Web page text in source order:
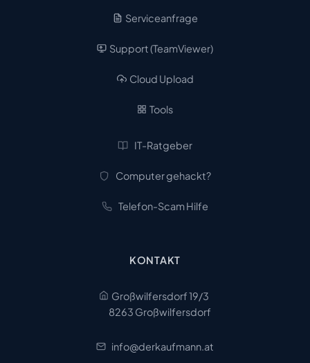
Serviceanfrage
Support (TeamViewer)
Cloud Upload
Tools
IT-Ratgeber
Computer gehackt?
Telefon-Scam Hilfe
KONTAKT
Großwilfersdorf 19/3
8263 Großwilfersdorf
info@derkaufmann.at